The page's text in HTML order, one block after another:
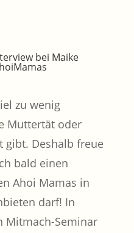
bei Maike
zu wenig
Muttertät oder
gibt. Deshalb freue
bald einen
Ahoi Mamas in
darf! In
Mitmach-Seminar